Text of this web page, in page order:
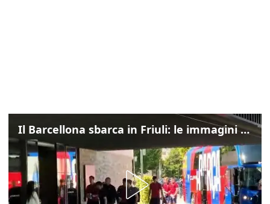
Il Barcellona sbarca in Friuli: le immagini dell'arrivo in albergo